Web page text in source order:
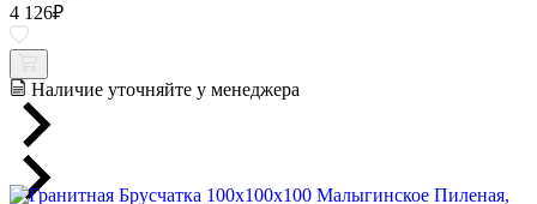
4 126₽
Наличие уточняйте у менеджера